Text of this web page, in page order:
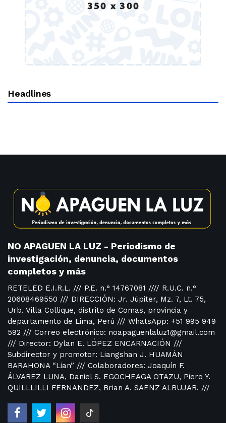
Headlines
NO APAGUEN LA LUZ - Periodismo de
investigación, denuncia, documentos
completos y más
RETELED E.I.R.L. /// P.E. n.° 14767081 //// R.U.C. n.°
20608469550 /// DIRECCIÓN: Jr. Júpiter, Mz. 7, Lt. 75,
Urb. Villa Collique, distrito de Comas, provincia y
departamento de Lima, Perú /// WhatsApp: +51 995 949
592 /// Correo electrónico: noapaguenlaluz1@gmail.com
/// Director: Dylan E. LÓPEZ ENCARNACIÓN ///
Subdirector y promotor: Liangshan J. HUAMÁN
BARAHONA “Lian” /// Colaboradores: Joaquín F.
ÁLVAREZ LUNA, Daniel S. EGOCHEAGA OTAZU, Piero Y.
QUILLLILLI FERNANDEZ, Brian A. SAENZ ALBUJAR. ///